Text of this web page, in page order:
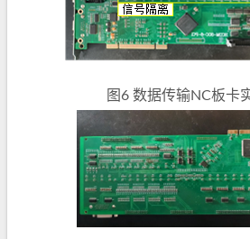
图6 数据传输NC板卡